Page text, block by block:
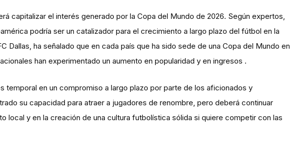
capitalizar el interés generado por la Copa del Mundo de 2026. Según expertos,
podría ser un catalizador para el crecimiento a largo plazo del fútbol en la
Dallas, ha señalado que en cada país que ha sido sede de una Copa del Mundo en
han experimentado un aumento en popularidad y en ingresos .
temporal en un compromiso a largo plazo por parte de los aficionados y
su capacidad para atraer a jugadores de renombre, pero deberá continuar
local y en la creación de una cultura futbolística sólida si quiere competir con las